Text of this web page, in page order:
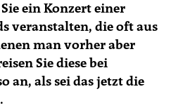
mit den Bands Safi und
27. September im Club
ein Konzert einer
veranstalten, die oft aus
man vorher aber
Sie diese bei
an, als sei das jetzt die